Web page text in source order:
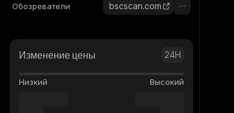
Обозреватели bscscan.com
Изменение цены 24H
Низкий Высокий